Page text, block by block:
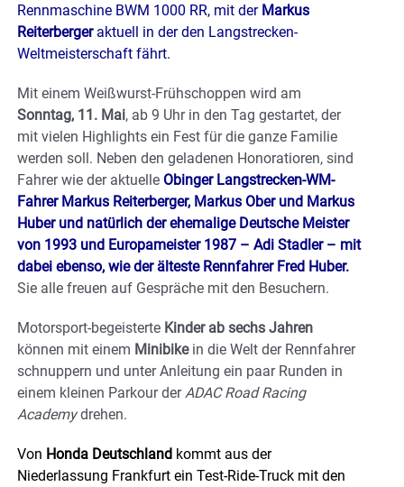
Rennmaschine BWM 1000 RR, mit der Markus
Reiterbergeraktuell in der den Langstrecken-
Weltmeisterschaft fährt.
Mit einem Weißwurst-Frühschoppen wird am
Sonntag, 11. Mai, ab 9 Uhr in den Tag gestartet, der
mit vielen Highlights ein Fest für die ganze Familie
werden soll. Neben den geladenen Honoratioren, sind
Fahrer wie der aktuelle Obinger Langstrecken-WM-
Fahrer Markus Reiterberger, Markus Ober und Markus
Huber und natürlich der ehemalige Deutsche Meister
von 1993 und Europameister 1987 – Adi Stadler – mit
dabei ebenso, wie der älteste Rennfahrer Fred Huber.
Sie alle freuen auf Gespräche mit den Besuchern.
Motorsport-begeisterte Kinder ab sechs Jahren
können mit einem Minibikein die Welt der Rennfahrer
schnuppern und unter Anleitung ein paar Runden in
einem kleinen Parkour der ADAC Road Racing
Academydrehen.
Von Honda Deutschland kommt aus der
Niederlassung Frankfurt ein Test-Ride-Truck mit den